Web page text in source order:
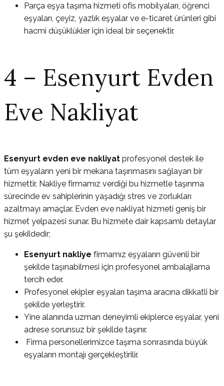
Parça eşya taşıma hizmeti ofis mobilyaları, öğrenci
eşyaları, çeyiz, yazlık eşyalar ve e-ticaret ürünleri gibi
hacmi düşüklükler için ideal bir seçenektir.
4 – Esenyurt Evden
Eve Nakliyat
Esenyurt evden eve nakliyat profesyonel destek ile
tüm eşyaların yeni bir mekana taşınmasını sağlayan bir
hizmettir. Nakliye firmamız verdiği bu hizmetle taşınma
sürecinde ev sahiplerinin yaşadığı stres ve zorlukları
azaltmayı amaçlar. Evden eve nakliyat hizmeti geniş bir
hizmet yelpazesi sunar. Bu hizmete dair kapsamlı detaylar
şu şekildedir;
Esenyurt nakliye firmamız eşyaların güvenli bir
şekilde taşınabilmesi için profesyonel ambalajlama
tercih eder.
Profesyonel ekipler eşyaları taşıma aracına dikkatli bir
şekilde yerleştirir.
Yine alanında uzman deneyimli ekiplerce eşyalar, yeni
adrese sorunsuz bir şekilde taşınır.
Firma personellerimizce taşıma sonrasında büyük
eşyaların montajı gerçekleştirilir.